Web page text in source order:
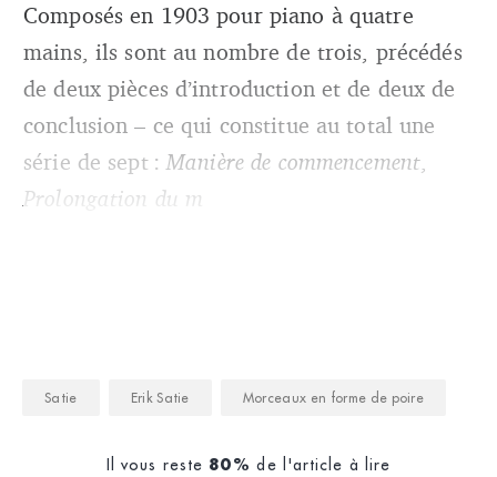
Composés en 1903 pour piano à quatre
mains, ils sont au nombre de trois, précédés
de deux pièces d’introduction et de deux de
conclusion – ce qui constitue au total une
série de sept :Manière de commencement,
Prolongation du m
Satie Erik Satie Morceaux en forme de poire
Il vous reste 80% de l'article à lire